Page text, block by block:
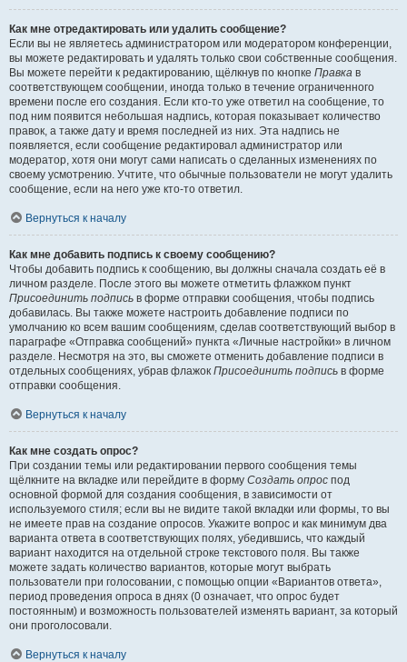
Как мне отредактировать или удалить сообщение?
Если вы не являетесь администратором или модератором конференции,
вы можете редактировать и удалять только свои собственные сообщения.
Вы можете перейти к редактированию, щёлкнув по кнопке Правка в
соответствующем сообщении, иногда только в течение ограниченного
времени после его создания. Если кто-то уже ответил на сообщение, то
под ним появится небольшая надпись, которая показывает количество
правок, а также дату и время последней из них. Эта надпись не
появляется, если сообщение редактировал администратор или
модератор, хотя они могут сами написать о сделанных изменениях по
своему усмотрению. Учтите, что обычные пользователи не могут удалить
сообщение, если на него уже кто-то ответил.
Вернуться к началу
Как мне добавить подпись к своему сообщению?
Чтобы добавить подпись к сообщению, вы должны сначала создать её в
личном разделе. После этого вы можете отметить флажком пункт
Присоединить подпись в форме отправки сообщения, чтобы подпись
добавилась. Вы также можете настроить добавление подписи по
умолчанию ко всем вашим сообщениям, сделав соответствующий выбор в
параграфе «Отправка сообщений» пункта «Личные настройки» в личном
разделе. Несмотря на это, вы сможете отменить добавление подписи в
отдельных сообщениях, убрав флажок Присоединить подпись в форме
отправки сообщения.
Вернуться к началу
Как мне создать опрос?
При создании темы или редактировании первого сообщения темы
щёлкните на вкладке или перейдите в форму Создать опрос под
основной формой для создания сообщения, в зависимости от
используемого стиля; если вы не видите такой вкладки или формы, то вы
не имеете прав на создание опросов. Укажите вопрос и как минимум два
варианта ответа в соответствующих полях, убедившись, что каждый
вариант находится на отдельной строке текстового поля. Вы также
можете задать количество вариантов, которые могут выбрать
пользователи при голосовании, с помощью опции «Вариантов ответа»,
период проведения опроса в днях (0 означает, что опрос будет
постоянным) и возможность пользователей изменять вариант, за который
они проголосовали.
Вернуться к началу